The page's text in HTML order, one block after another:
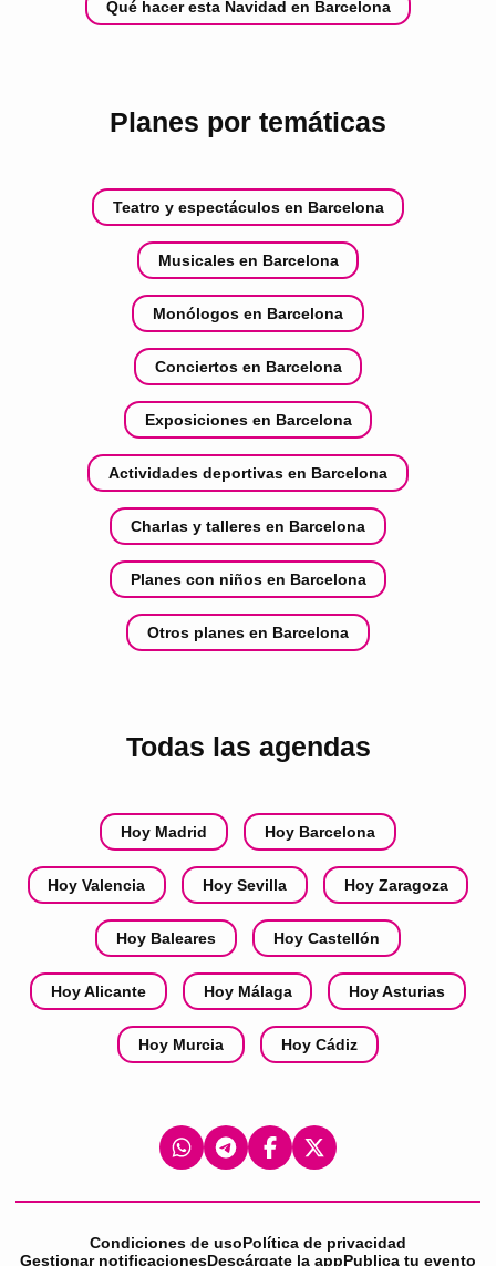
Qué hacer esta Navidad en Barcelona
Planes por temáticas
Teatro y espectáculos en Barcelona
Musicales en Barcelona
Monólogos en Barcelona
Conciertos en Barcelona
Exposiciones en Barcelona
Actividades deportivas en Barcelona
Charlas y talleres en Barcelona
Planes con niños en Barcelona
Otros planes en Barcelona
Todas las agendas
Hoy Madrid Hoy Barcelona
Hoy Valencia Hoy Sevilla Hoy Zaragoza
Hoy Baleares Hoy Castellón
Hoy Alicante Hoy Málaga Hoy Asturias
Hoy Murcia Hoy Cádiz
Condiciones de usoPolítica de privacidad
Gestionar notificacionesDescárgate la appPublica tu evento